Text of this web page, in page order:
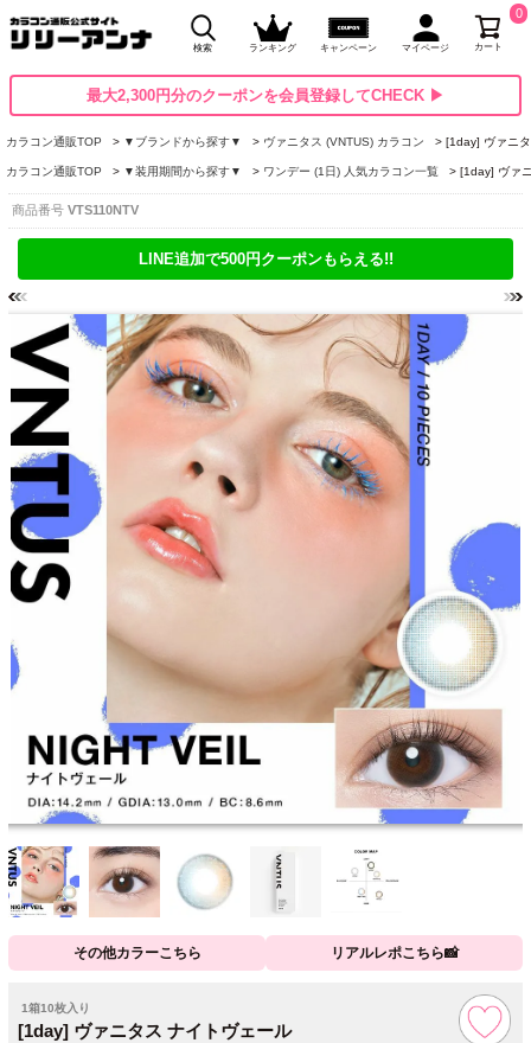
検索 ランキング キャンペーン マイページ カート
0
最大2,300円分のクーポンを会員登録してCHECK ▶
カラコン通販TOP ▼ブランドから探す▼ ヴァニタス (VNTUS) カラコン [1day] ヴァニ
カラコン通販TOP ▼装用期間から探す▼ ワンデー (1日) 人気カラコン一覧 [1day] ヴァ
商品番号 VTS110NTV
LINE追加で500円クーポンもらえる!!
その他カラーこちら リアルレポこちら📸
1箱10枚入り
[1day] ヴァニタス ナイトヴェール